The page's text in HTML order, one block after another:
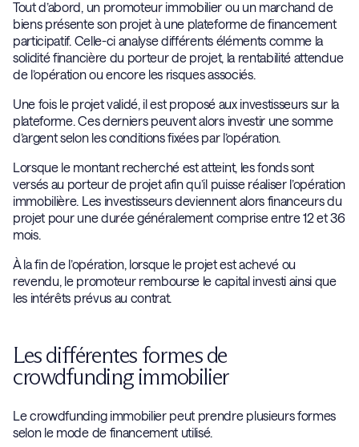
Tout d’abord, un promoteur immobilier ou un marchand de
biens présente son projet à une plateforme de financement
participatif. Celle-ci analyse différents éléments comme la
solidité financière du porteur de projet, la rentabilité attendue
de l’opération ou encore les risques associés.
Une fois le projet validé, il est proposé aux investisseurs sur la
plateforme. Ces derniers peuvent alors investir une somme
d’argent selon les conditions fixées par l’opération.
Lorsque le montant recherché est atteint, les fonds sont
versés au porteur de projet afin qu’il puisse réaliser l’opération
immobilière. Les investisseurs deviennent alors financeurs du
projet pour une durée généralement comprise entre 12 et 36
mois.
À la fin de l’opération, lorsque le projet est achevé ou
revendu, le promoteur rembourse le capital investi ainsi que
les intérêts prévus au contrat.
Les différentes formes de
crowdfunding immobilier
Le crowdfunding immobilier peut prendre plusieurs formes
selon le mode de financement utilisé.